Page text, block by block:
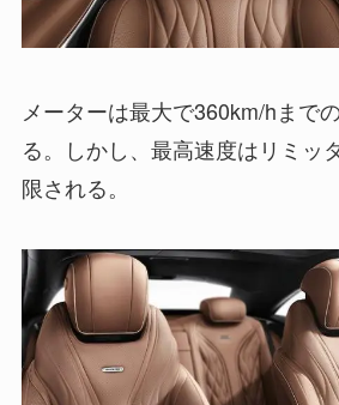
メーターは最大で360km/hまで
る。しかし、最高速度はリミッ
限される。